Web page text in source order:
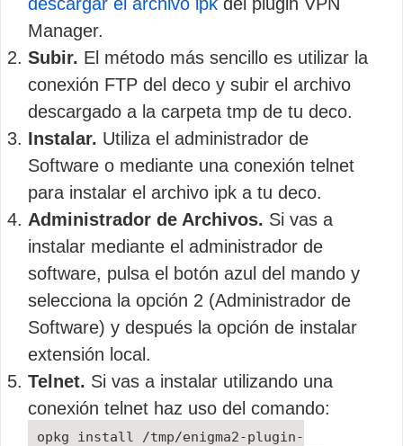
Manager.
Subir. El método más sencillo es utilizar la
conexión FTP del deco y subir el archivo
descargado a la carpeta tmp de tu deco.
Instalar. Utiliza el administrador de
Software o mediante una conexión telnet
para instalar el archivo ipk a tu deco.
Administrador de Archivos. Si vas a
instalar mediante el administrador de
software, pulsa el botón azul del mando y
selecciona la opción 2 (Administrador de
Software) y después la opción de instalar
extensión local.
Telnet. Si vas a instalar utilizando una
conexión telnet haz uso del comando:
opkg install /tmp/enigma2-plugin-